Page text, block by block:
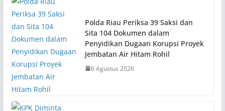
Polda Riau Periksa 39 Saksi dan
Sita 104 Dokumen dalam
Penyidikan Dugaan Korupsi Proyek
Jembatan Air Hitam Rohil
6 Agustus 2026